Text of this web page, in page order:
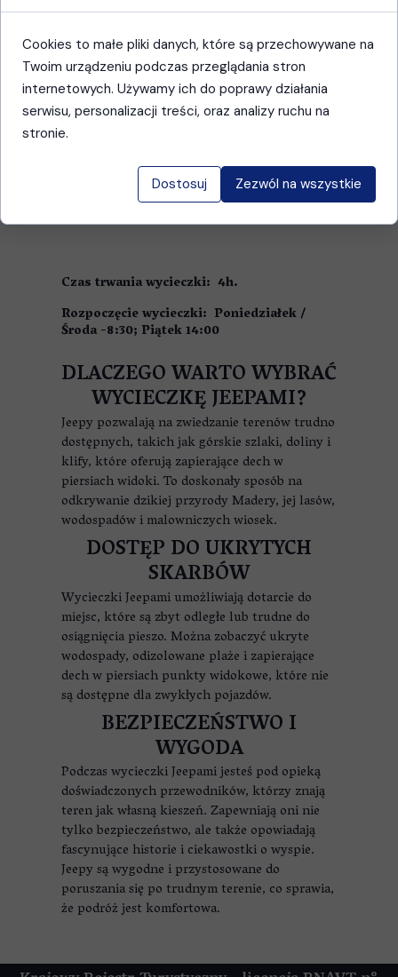
Czas trwania wycieczki: 4h.
Rozpoczęcie wycieczki: Poniedziałek /
Środa -8:30; Piątek 14:00
DLACZEGO WARTO WYBRAĆ
WYCIECZKĘ JEEPAMI?
Jeepy pozwalają na zwiedzanie terenów trudno
dostępnych, takich jak górskie szlaki, doliny i
klify, które oferują zapierające dech w
piersiach widoki. To doskonały sposób na
odkrywanie dzikiej przyrody Madery, jej lasów,
wodospadów i malowniczych wiosek.
DOSTĘP DO UKRYTYCH
SKARBÓW
Wycieczki Jeepami umożliwiają dotarcie do
miejsc, które są zbyt odległe lub trudne do
osiągnięcia pieszo. Można zobaczyć ukryte
wodospady, odizolowane plaże i zapierające
dech w piersiach punkty widokowe, które nie
są dostępne dla zwykłych pojazdów.
BEZPIECZEŃSTWO I
WYGODA
Podczas wycieczki Jeepami jesteś pod opieką
doświadczonych przewodników, którzy znają
teren jak własną kieszeń. Zapewniają oni nie
tylko bezpieczeństwo, ale także opowiadają
fascynujące historie i ciekawostki o wyspie.
Jeepy są wygodne i przystosowane do
poruszania się po trudnym terenie, co sprawia,
że podróż jest komfortowa.
Cookies to małe pliki danych, które są przechowywane na
Twoim urządzeniu podczas przeglądania stron
internetowych. Używamy ich do poprawy działania
serwisu, personalizacji treści, oraz analizy ruchu na
stronie.
Dostosuj Zezwól na wszystkie